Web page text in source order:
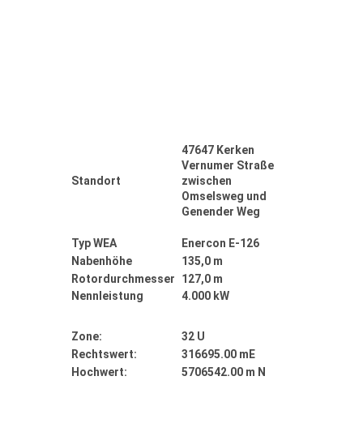
Standort
47647 Kerken
Vernumer Straße
zwischen
Omselsweg und
Genender Weg
Typ WEA
Enercon E-126
Nabenhöhe
135,0 m
Rotordurchmesser
127,0 m
Nennleistung
4.000 kW
Zone:
32 U
Rechtswert:
316695.00 mE
Hochwert:
5706542.00 m N